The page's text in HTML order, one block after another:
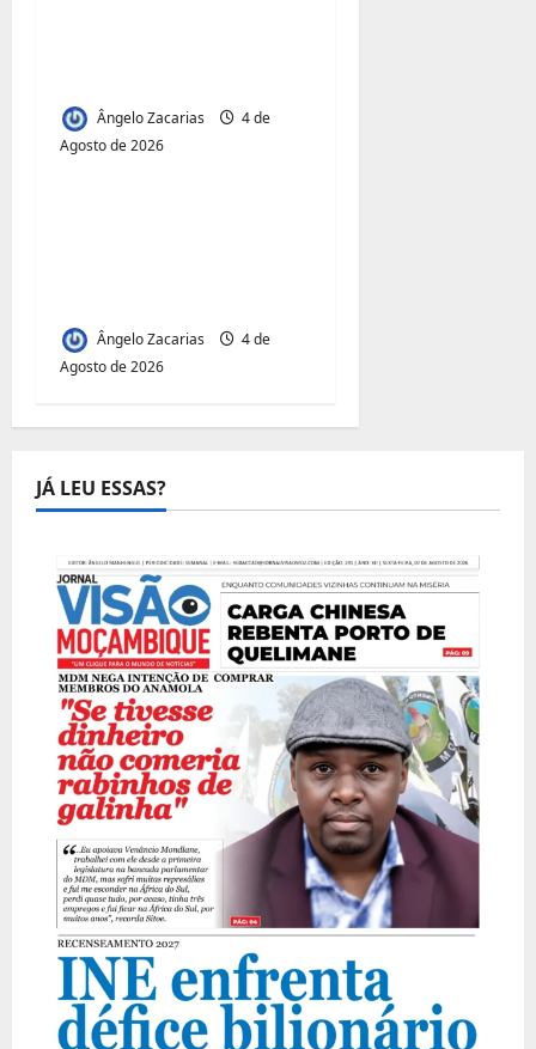
Ângelo Zacarias
4 de
Agosto de 2026
Jornal Visão Moçambique
Ângelo Zacarias
4 de
Agosto de 2026
JÁ LEU ESSAS?